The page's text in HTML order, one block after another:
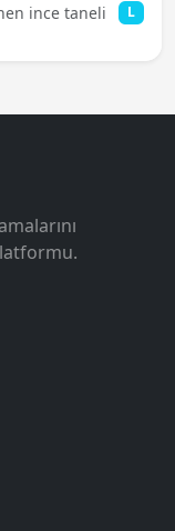
ince taneli
L